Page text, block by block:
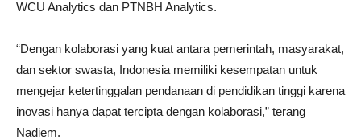
WCU Analytics dan PTNBH Analytics.
“Dengan kolaborasi yang kuat antara pemerintah, masyarakat,
dan sektor swasta, Indonesia memiliki kesempatan untuk
mengejar ketertinggalan pendanaan di pendidikan tinggi karena
inovasi hanya dapat tercipta dengan kolaborasi,” terang
Nadiem.